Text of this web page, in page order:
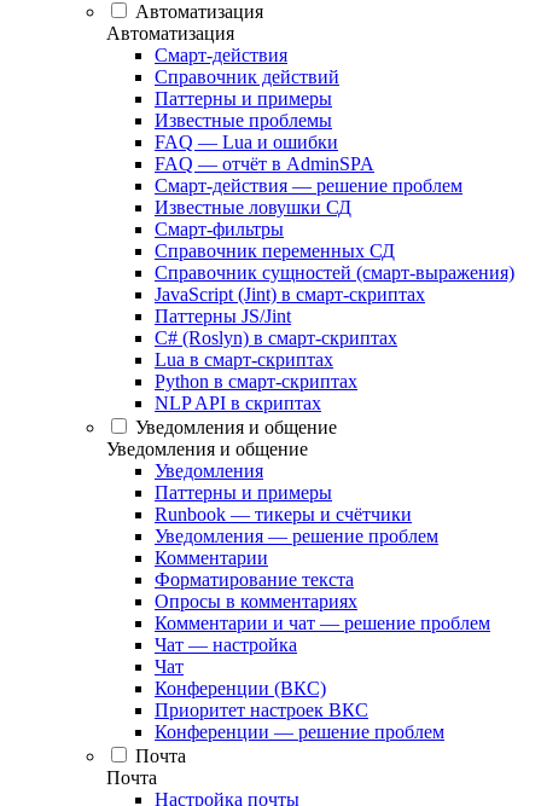
Автоматизация
Автоматизация
Смарт-действия
Справочник действий
Паттерны и примеры
Известные проблемы
FAQ — Lua и ошибки
FAQ — отчёт в AdminSPA
Смарт-действия — решение проблем
Известные ловушки СД
Смарт-фильтры
Справочник переменных СД
Справочник сущностей (смарт-выражения)
JavaScript (Jint) в смарт-скриптах
Паттерны JS/Jint
C# (Roslyn) в смарт-скриптах
Lua в смарт-скриптах
Python в смарт-скриптах
NLP API в скриптах
Уведомления и общение
Уведомления и общение
Уведомления
Паттерны и примеры
Runbook — тикеры и счётчики
Уведомления — решение проблем
Комментарии
Форматирование текста
Опросы в комментариях
Комментарии и чат — решение проблем
Чат — настройка
Чат
Конференции (ВКС)
Приоритет настроек ВКС
Конференции — решение проблем
Почта
Почта
Настройка почты